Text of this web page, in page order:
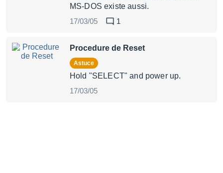
MS-DOS existe aussi.
17/03/05
1
Procedure de Reset
Astuce
Hold "SELECT" and power up.
17/03/05